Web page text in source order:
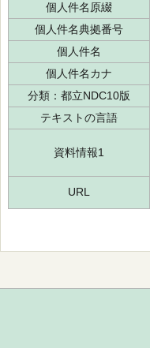
個人件名原綴
個人件名典拠番号
個人件名
個人件名カナ
分類：都立NDC10版
テキストの言語
資料情報1
URL